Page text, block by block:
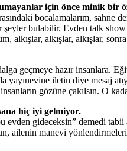
için önce minik bir
bocalamalarım,
şeyler bulabilir. Evden talk
alkışlar, alkışlar, alkışlar,
geçmeye hazır insanlara.
iletin diye mesaj
gözüne çakılsın. O
hiç iyi gelmiyor.
gideceksin” demedi
ailenin manevi